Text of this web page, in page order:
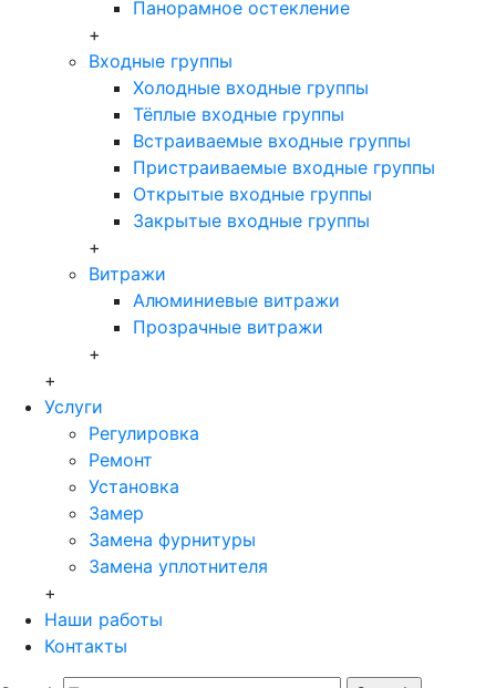
Панорамное остекление
+
Входные группы
Холодные входные группы
Тёплые входные группы
Встраиваемые входные группы
Пристраиваемые входные группы
Открытые входные группы
Закрытые входные группы
+
Витражи
Алюминиевые витражи
Прозрачные витражи
+
+
Услуги
Регулировка
Ремонт
Установка
Замер
Замена фурнитуры
Замена уплотнителя
+
Наши работы
Контакты